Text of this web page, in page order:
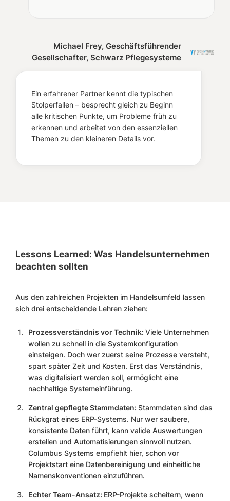
Michael Frey, Geschäftsführender
Gesellschafter, Schwarz Pflegesysteme
Ein erfahrener Partner kennt die typischen
Stolperfallen – besprecht gleich zu Beginn
alle kritischen Punkte, um Probleme früh zu
erkennen und arbeitet von den essenziellen
Themen zu den kleineren Details vor.
Lessons Learned: Was Handelsunternehmen
beachten sollten
Aus den zahlreichen Projekten im Handelsumfeld lassen
sich drei entscheidende Lehren ziehen:
Prozessverständnis vor Technik: Viele Unternehmen
wollen zu schnell in die Systemkonfiguration
einsteigen. Doch wer zuerst seine Prozesse versteht,
spart später Zeit und Kosten. Erst das Verständnis,
was digitalisiert werden soll, ermöglicht eine
nachhaltige Systemeinführung.
Zentral gepflegte Stammdaten: Stammdaten sind das
Rückgrat eines ERP-Systems. Nur wer saubere,
konsistente Daten führt, kann valide Auswertungen
erstellen und Automatisierungen sinnvoll nutzen.
Columbus Systems empfiehlt hier, schon vor
Projektstart eine Datenbereinigung und einheitliche
Namenskonventionen einzuführen.
Echter Team-Ansatz: ERP-Projekte scheitern, wenn